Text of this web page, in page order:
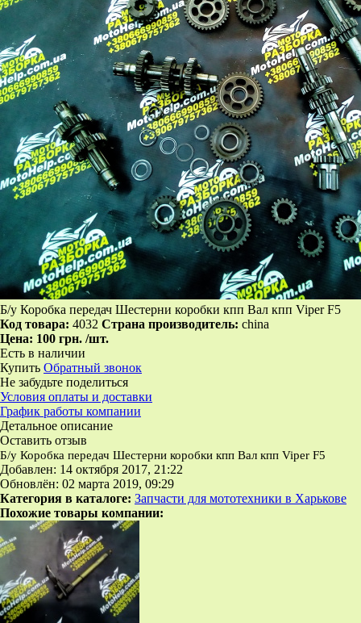
Б/у Коробка передач Шестерни коробки кпп Вал кпп Viper F5
Код товара: 4032 Страна производитель: china
Цена: 100 грн. /шт.
Есть в наличии
Купить Обратный звонок
Не забудьте поделиться
Условия оплаты и доставки
График работы компании
Детальное описание
Оставить отзыв
Б/у Коробка передач Шестерни коробки кпп Вал кпп Viper F5
Добавлен: 14 октября 2017, 21:22
Обновлён: 02 марта 2019, 09:29
Категория в каталоге: Запчасти для мототехники в Харькове
Похожие товары компании: